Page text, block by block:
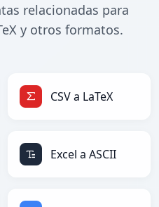
relacionadas para
y otros formatos.
CSV a LaTeX
Excel a ASCII